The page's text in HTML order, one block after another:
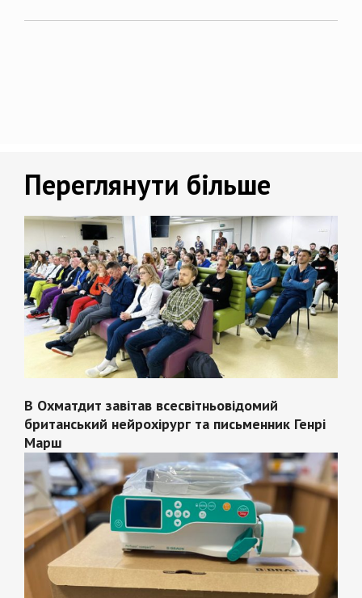
Переглянути більше
В Охматдит завітав всесвітньовідомий
британський нейрохірург та письменник Генрі
Марш